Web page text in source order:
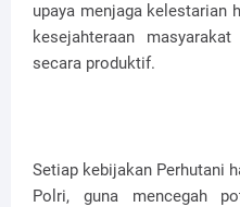
upaya menjaga kelestarian
kesejahteraan
secara produktif.
Setiap kebijakan Perhutani
Polri, guna mencegah